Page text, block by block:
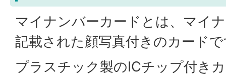
マイナンバーカードとは、マイ
記載された顔写真付きのカード
プラスチック製のICチップ付き